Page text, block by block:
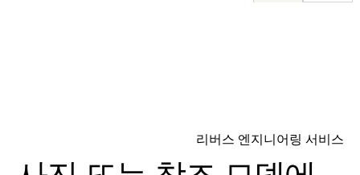
리버스 엔지니어링 서비스